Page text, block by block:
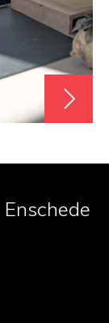
Enschede